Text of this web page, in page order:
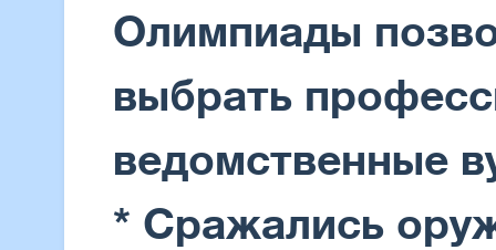
Олимпиады
выбрать
ведомственные
* Сражались